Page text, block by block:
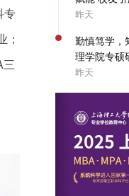
专
；
三
昨天
勤慎笃学，
理学院专硕
昨天